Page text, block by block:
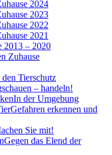
2024
2023
2022
2021
– 2020
Zuhause
Tierschutz
– handeln!
In der Umgebung
Gefahren erkennen und
Sie mit!
Gegen das Elend der